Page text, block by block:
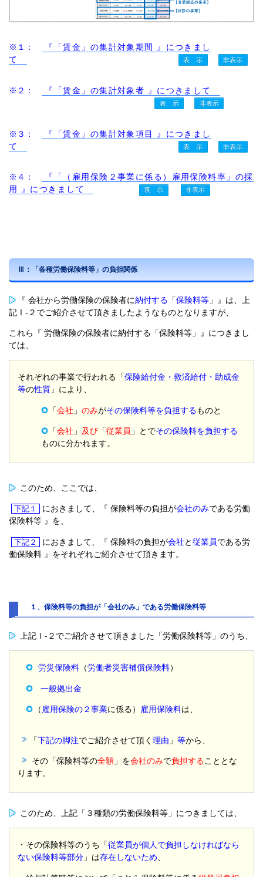
※１：
『「賃金」の集計対象期間 』につきまし
て
※２： 『「賃金」の集計対象者 』につきまして
※３：
『「賃金」の集計対象項目 』につきまし
て
※４：
『「（雇用保険２事業に係る）雇用保険料率」の採
用 』につきまして
Ⅲ：「各種労働保険料等」の負担関係
『 会社から労働保険の保険者に納付する 「保険料等 」』は、上
記Ⅰ-２でご紹介させて頂きましたようなものとなりますが、
これら『 労働保険の保険者に納付する「保険料等」』につきまし
ては、
それぞれの事業で行われる「保険給付金・救済給付・助成金
等の性質 」により、
「会社 」のみがその保険料等を負担するものと
「会社 」 及び 「従業員 」とでその保険料を負担する
ものに分かれます。
このため、ここでは、
下記１ におきまして、『 保険料等の負担が会社のみである労働
保険料等 』を、
下記２ におきまして、『 保険料の負担が会社と従業員である労
働保険料 』をそれぞれご紹介させて頂きます。
１、保険料等の負担が「会社のみ」である労働保険料等
上記Ⅰ-２でご紹介させて頂きました「労働保険料等」のうち、
労災保険料 （労働者災害補償保険料）
一般拠出金
（雇用保険の２事業に係る） 雇用保険料は、
「下記の脚注でご紹介させて頂く理由 」等から、
その「保険料等の全額 」を会社のみで負担することとな
ります。
このため、上記「３種類の労働保険料等」につきましては、
・その保険料等のうち「従業員が個人で負担しなければなら
ない保険料等部分 」は存在しないため、